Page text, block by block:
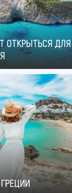
ОТКРЫТЬСЯ